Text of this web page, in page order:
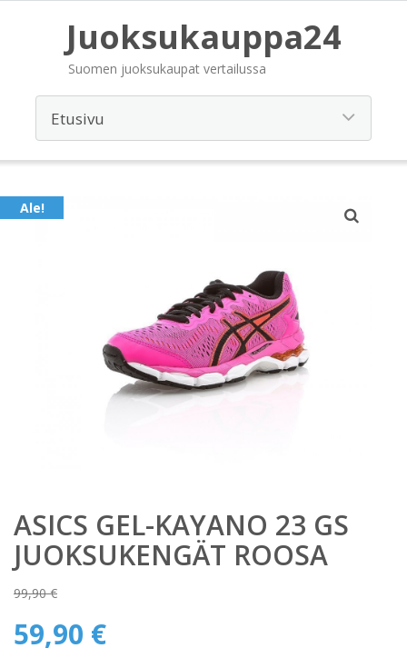
Juoksukauppa24
Suomen juoksukaupat vertailussa
Ale!
ASICS GEL-KAYANO 23 GS
JUOKSUKENGÄT ROOSA
99,90€
Alkuperäinen
hinta
59,90 €